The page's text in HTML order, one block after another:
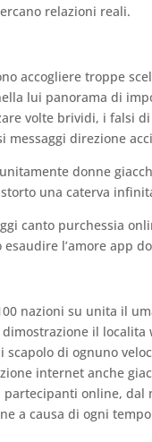
relazioni reali.
accogliere troppe
lui panorama di
volte brividi, i falsi
messaggi direzione
donne
una caterva
canto purchessia
l’amore app
nazioni su unita il
il localita
di ognuno
internet anche
online, dal
a causa di ogni